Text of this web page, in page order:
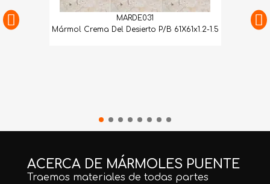
MARDE031
Mármol Crema Del Desierto P/B 61X61x1.2-1.5
ACERCA DE MÁRMOLES PUENTE
Traemos materiales de todas partes